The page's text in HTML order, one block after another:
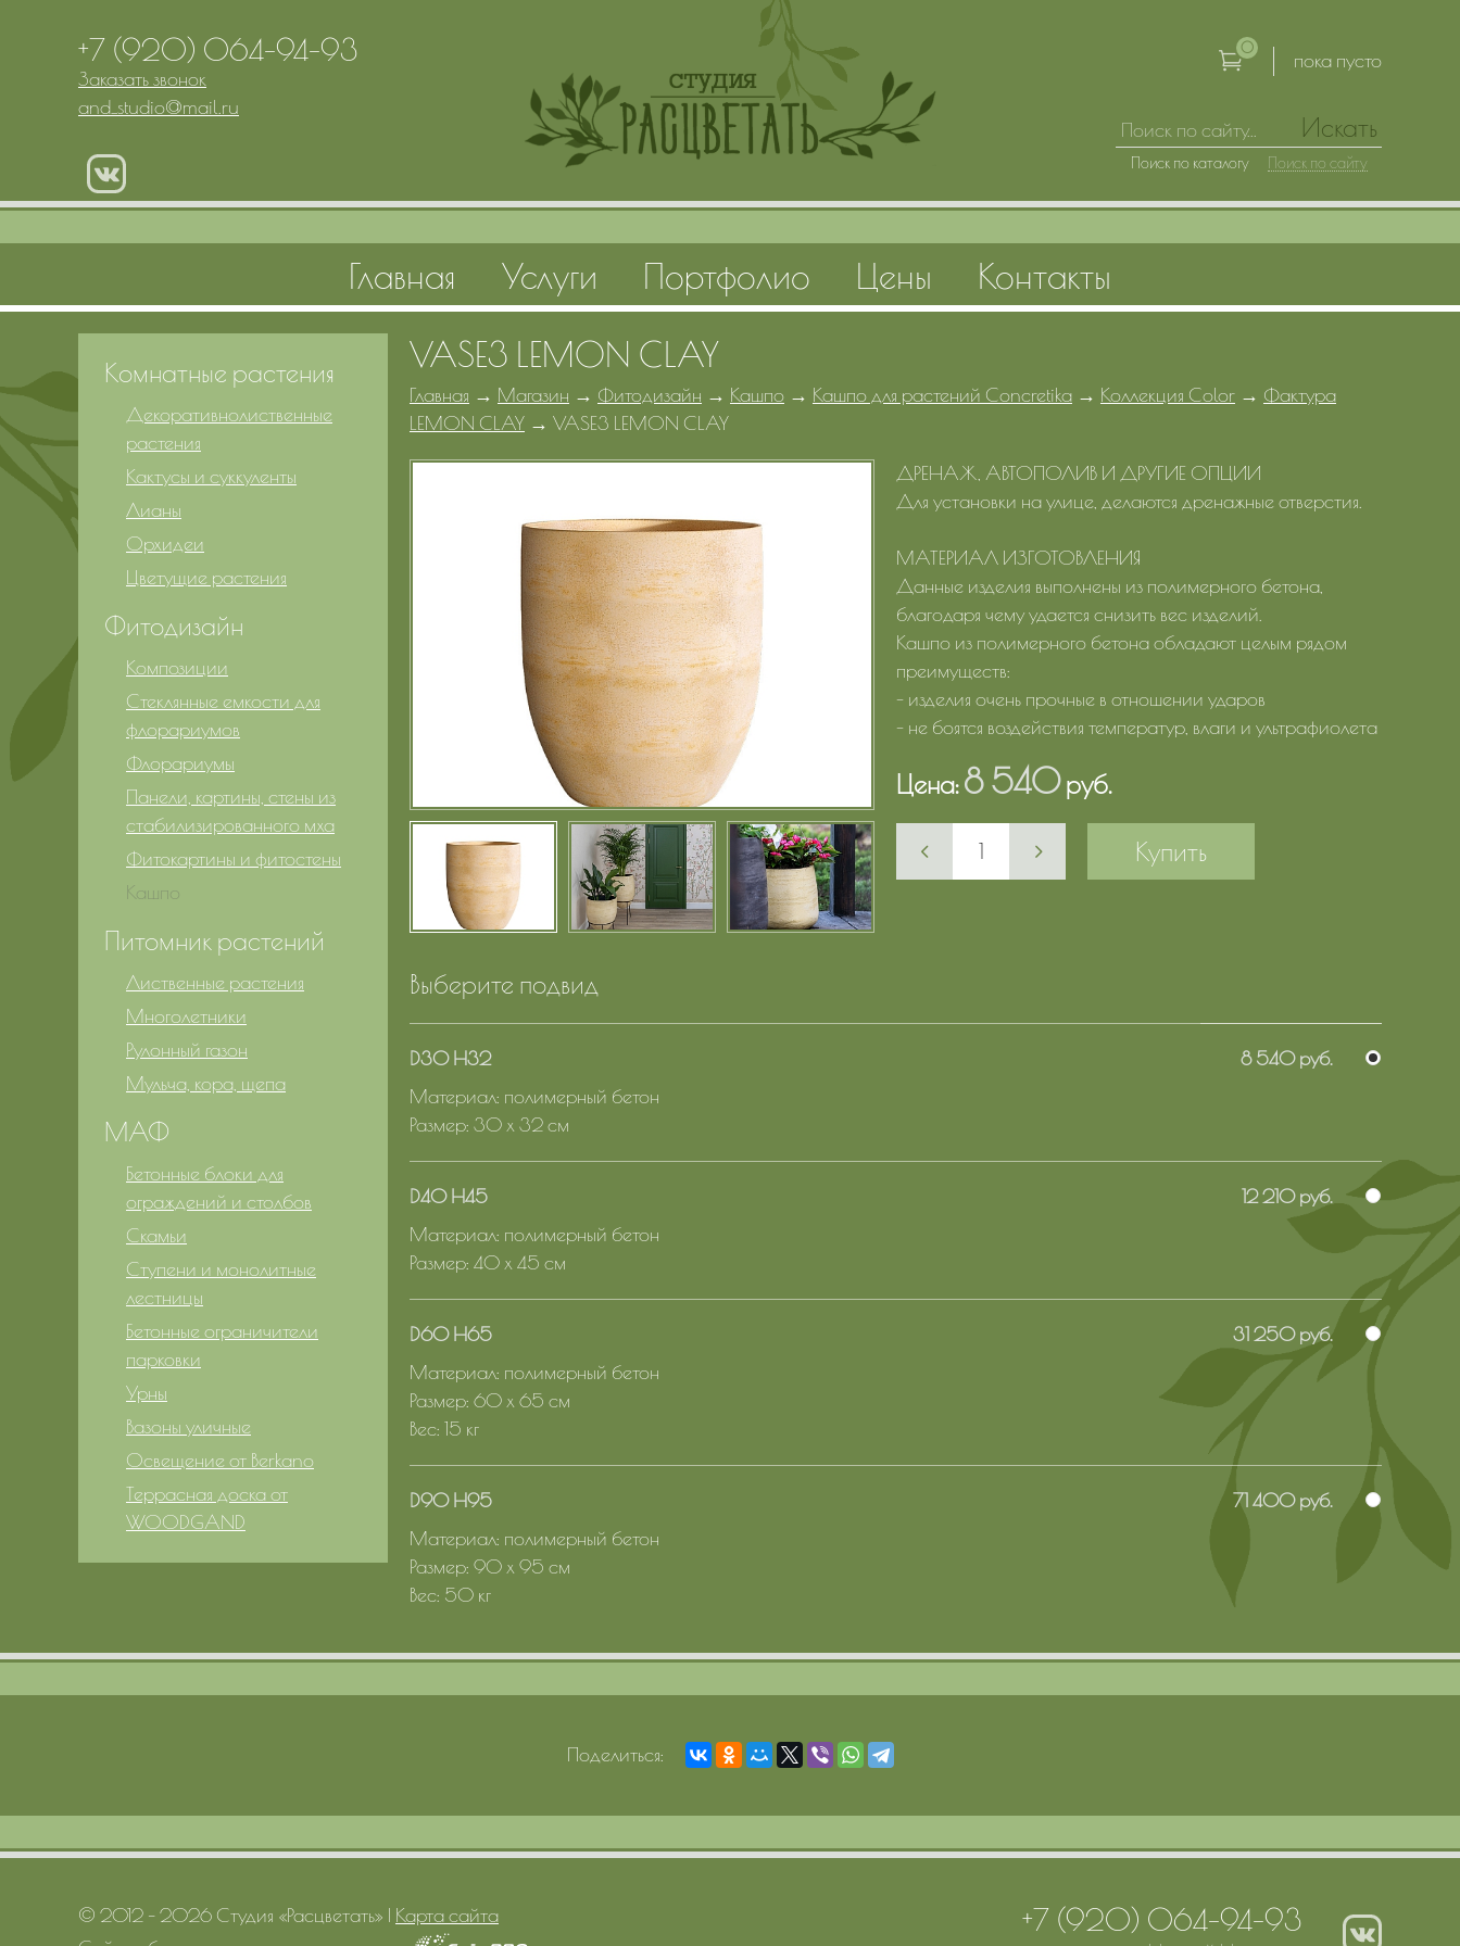
VASE3 LEMON CLAY
Главная → Магазин → Фитодизайн → Кашпо → Кашпо для растений Concretika → Коллекция Color → Фактура
LEMON CLAY → VASE3 LEMON CLAY
ДРЕНАЖ, АВТОПОЛИВ И ДРУГИЕ ОПЦИИ
Для установки на улице, делаются дренажные отверстия.
МАТЕРИАЛ ИЗГОТОВЛЕНИЯ
Данные изделия выполнены из полимерного бетона,
благодаря чему удается снизить вес изделий.
Кашпо из полимерного бетона обладают целым рядом
преимуществ:
- изделия очень прочные в отношении ударов
- не боятся воздействия температур, влаги и ультрафиолета
Цена:8 540руб.
Купить
Выберите подвид
D30 H32
Материал: полимерный бетон
Размер: 30 x 32 см
8 540 руб.
D40 H45
Материал: полимерный бетон
Размер: 40 x 45 см
12 210 руб.
D60 H65
Материал: полимерный бетон
Размер: 60 x 65 см
Вес: 15 кг
31 250 руб.
D90 H95
Материал: полимерный бетон
Размер: 90 x 95 см
Вес: 50 кг
71 400 руб.
Комнатные растения
Декоративнолиственные
растения
Кактусы и суккуленты
Лианы
Орхидеи
Цветущие растения
Фитодизайн
Композиции
Стеклянные емкости для
флорариумов
Флорариумы
Панели, картины, стены из
стабилизированного мха
Фитокартины и фитостены
Кашпо
Питомник растений
Лиственные растения
Многолетники
Рулонный газон
Мульча, кора, щепа
МАФ
Бетонные блоки для
ограждений и столбов
Скамьи
Ступени и монолитные
лестницы
Бетонные ограничители
парковки
Урны
Вазоны уличные
Освещение от Berkano
Террасная доска от
WOODGAND
Поделиться:
© 2012 – 2026 Студия «Расцветать» | Карта сайта
+7 (920) 064-94-93
+7 (920) 064-94-93
Заказать звонок
and_studio@mail.ru
0
пока пусто
Искать
Поиск по каталогу Поиск по сайту
Главная Услуги Портфолио Цены Контакты